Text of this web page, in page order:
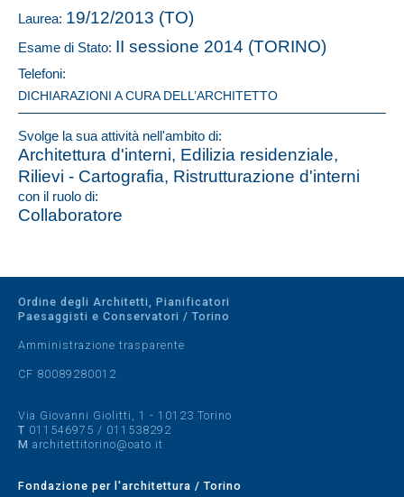
Laurea: 19/12/2013 (TO)
Esame di Stato: II sessione 2014 (TORINO)
Telefoni:
DICHIARAZIONI A CURA DELL’ARCHITETTO
Svolge la sua attività nell'ambito di:
Architettura d'interni, Edilizia residenziale,
Rilievi - Cartografia, Ristrutturazione d'interni
con il ruolo di:
Collaboratore
Ordine degli Architetti, Pianificatori
Paesaggisti e Conservatori / Torino
Amministrazione trasparente
CF 80089280012
Via Giovanni Giolitti, 1 - 10123 Torino
T 011546975 / 011538292
M architettitorino@oato.it
Fondazione per l'architettura / Torino